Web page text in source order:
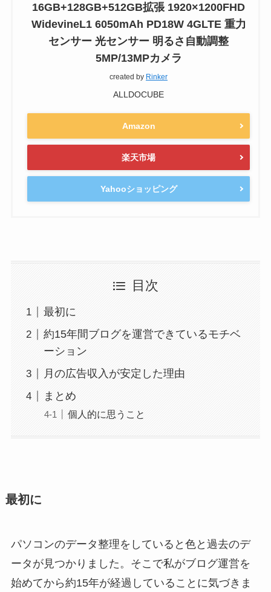
16GB+128GB+512GB拡張 1920×1200FHD
WidevineL1 6050mAh PD18W 4GLTE 重力
センサー 光センサー 明るさ自動調整
5MP/13MPカメラ
created by Rinker
ALLDOCUBE
Amazon
楽天市場
Yahooショッピング
目次
最初に
約15年間ブログを運営できているモチベ
ーション
月の広告収入が安定した理由
まとめ
個人的に思うこと
最初に
パソコンのデータ整理をしていると色と過去のデ
ータが見つかりました。そこで私がブログ運営を
始めてから約15年が経過していることに気づきま